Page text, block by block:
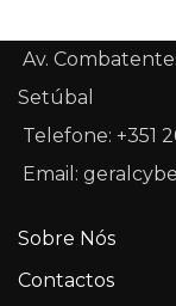
Av.
Setúbal
Telefone: +351
Email:
Sobre Nós
Contactos